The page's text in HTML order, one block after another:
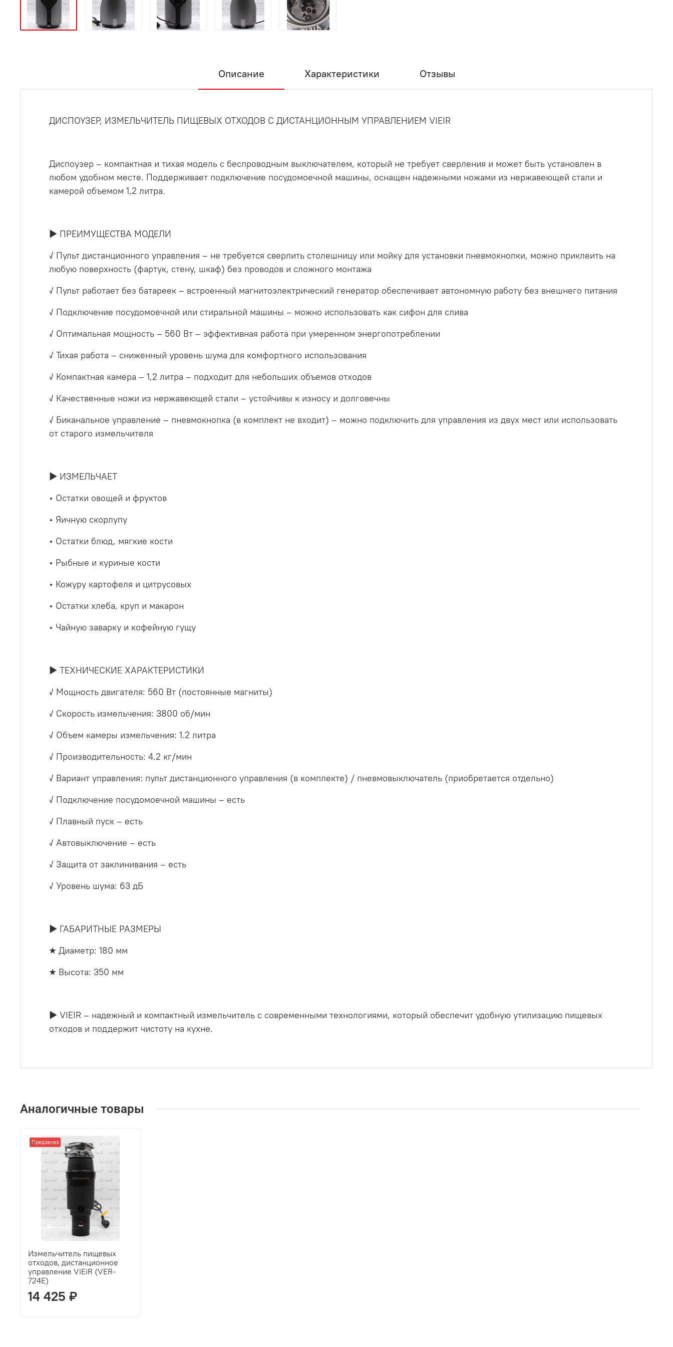
Описание Характеристики Отзывы
ДИСПОУЗЕР, ИЗМЕЛЬЧИТЕЛЬ ПИЩЕВЫХ ОТХОДОВ С ДИСТАНЦИОННЫМ УПРАВЛЕНИЕМ VIEIR
Диспоузер – компактная и тихая модель с беспроводным выключателем, который не требует сверления и может быть установлен в
любом удобном месте. Поддерживает подключение посудомоечной машины, оснащен надежными ножами из нержавеющей стали и
камерой объемом 1,2 литра.
► ПРЕИМУЩЕСТВА МОДЕЛИ
✓ Пульт дистанционного управления – не требуется сверлить столешницу или мойку для установки пневмокнопки, можно приклеить на
любую поверхность (фартук, стену, шкаф) без проводов и сложного монтажа
✓ Пульт работает без батареек – встроенный магнитоэлектрический генератор обеспечивает автономную работу без внешнего питания
✓ Подключение посудомоечной или стиральной машины – можно использовать как сифон для слива
✓ Оптимальная мощность – 560 Вт – эффективная работа при умеренном энергопотреблении
✓ Тихая работа – сниженный уровень шума для комфортного использования
✓ Компактная камера – 1,2 литра – подходит для небольших объемов отходов
✓ Качественные ножи из нержавеющей стали – устойчивы к износу и долговечны
✓ Биканальное управление – пневмокнопка (в комплект не входит) – можно подключить для управления из двух мест или использовать
от старого измельчителя
► ИЗМЕЛЬЧАЕТ
• Остатки овощей и фруктов
• Яичную скорлупу
• Остатки блюд, мягкие кости
• Рыбные и куриные кости
• Кожуру картофеля и цитрусовых
• Остатки хлеба, круп и макарон
• Чайную заварку и кофейную гущу
► ТЕХНИЧЕСКИЕ ХАРАКТЕРИСТИКИ
✓ Мощность двигателя: 560 Вт (постоянные магниты)
✓ Скорость измельчения: 3800 об/мин
✓ Объем камеры измельчения: 1.2 литра
✓ Производительность: 4.2 кг/мин
✓ Вариант управления: пульт дистанционного управления (в комплекте) / пневмовыключатель (приобретается отдельно)
✓ Подключение посудомоечной машины – есть
✓ Плавный пуск – есть
✓ Автовыключение – есть
✓ Защита от заклинивания – есть
✓ Уровень шума: 63 дБ
► ГАБАРИТНЫЕ РАЗМЕРЫ
★ Диаметр: 180 мм
★ Высота: 350 мм
► VIEIR – надежный и компактный измельчитель с современными технологиями, который обеспечит удобную утилизацию пищевых
отходов и поддержит чистоту на кухне.
Аналогичные товары
Предзаказ
Измельчитель пищевых
отходов, дистанционное
управление ViEiR (VER-
724E)
14 425 ₽